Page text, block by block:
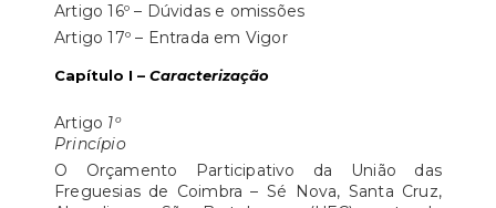
Artigo 16º – Dúvidas e omissões
Artigo 17º – Entrada em Vigor
Capítulo I – Caracterização
Artigo 1º
Princípio
O Orçamento Participativo da União das
Freguesias de Coimbra – Sé Nova, Santa Cruz,